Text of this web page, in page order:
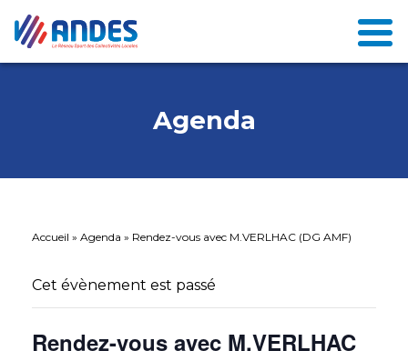
Agenda
Accueil » Agenda » Rendez-vous avec M.VERLHAC (DG AMF)
Cet évènement est passé
Rendez-vous avec M.VERLHAC